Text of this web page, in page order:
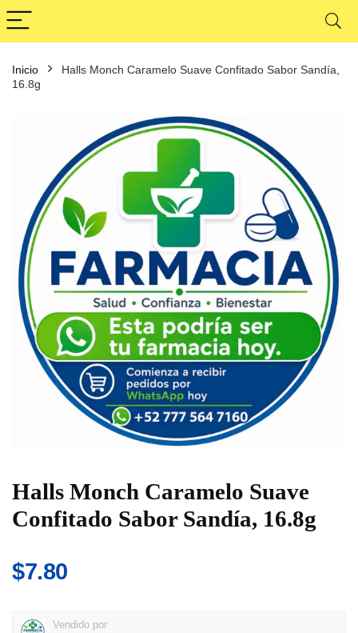
Inicio
Halls Monch Caramelo Suave Confitado Sabor Sandía,
16.8g
Halls Monch Caramelo Suave
Confitado Sabor Sandía, 16.8g
$7.80
Vendido por